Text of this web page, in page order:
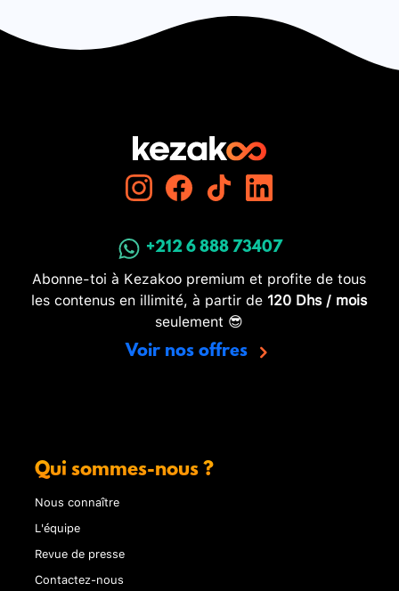
+212 6 888 73407
Abonne-toi à Kezakoo premium et profite de tous
les contenus en illimité, à partir de 120 Dhs / mois
seulement 😎
Voir nos offres
Qui sommes-nous ?
Nous connaître
L'équipe
Revue de presse
Contactez-nous